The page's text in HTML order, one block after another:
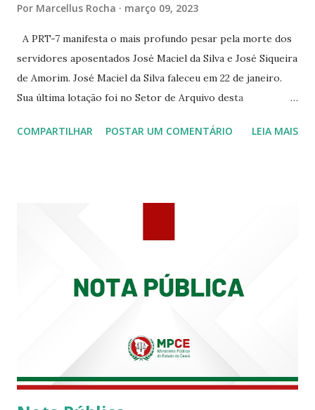
Por Marcellus Rocha março 09, 2023
A PRT-7 manifesta o mais profundo pesar pela morte dos
servidores aposentados José Maciel da Silva e José Siqueira
de Amorim. José Maciel da Silva faleceu em 22 de janeiro.
Sua última lotação foi no Setor de Arquivo desta
Siqueira Amorim faleceu em 28 de fevereiro e encerrou a
COMPARTILHAR POSTAR UM COMENTÁRIO LEIA MAIS